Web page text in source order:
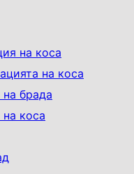
на коса
на коса
на брада
на коса